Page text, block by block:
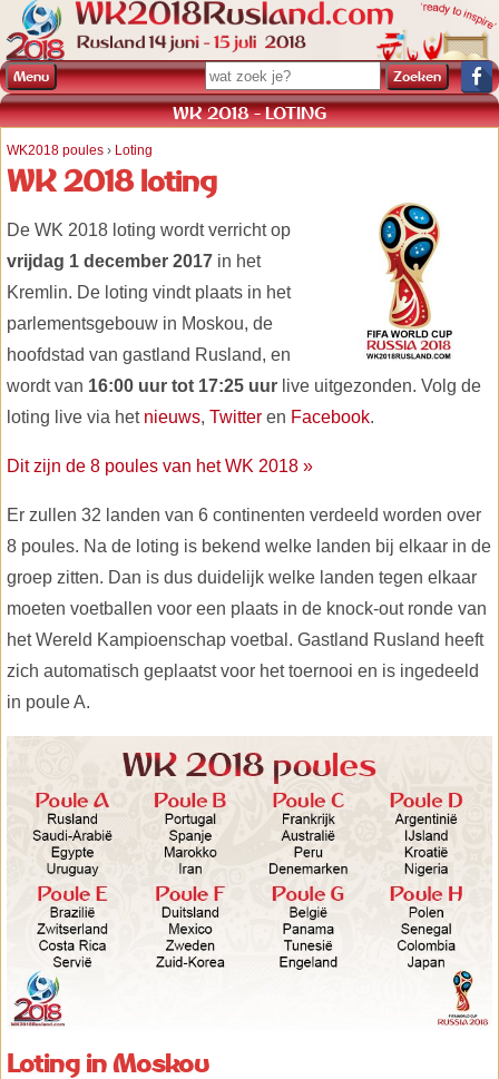
WK 2018 - LOTING
WK2018 poules › Loting
WK 2018 loting
De WK 2018 loting wordt verricht op
vrijdag 1 december 2017 in het
Kremlin. De loting vindt plaats in het
parlementsgebouw in Moskou, de
hoofdstad van gastland Rusland, en
wordt van 16:00 uur tot 17:25 uur live uitgezonden. Volg de
loting live via het nieuws, Twitter en Facebook.
Dit zijn de 8 poules van het WK 2018 »
Er zullen 32 landen van 6 continenten verdeeld worden over
8 poules. Na de loting is bekend welke landen bij elkaar in de
groep zitten. Dan is dus duidelijk welke landen tegen elkaar
moeten voetballen voor een plaats in de knock-out ronde van
het Wereld Kampioenschap voetbal. Gastland Rusland heeft
zich automatisch geplaatst voor het toernooi en is ingedeeld
in poule A.
Loting in Moskou
Menu